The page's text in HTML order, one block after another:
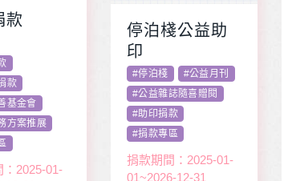
款
款
基金會
方案推展
：2025-01-
停泊棧公益助
印
#停泊棧 #公益月刊
#公益雜誌隨喜贈閱
#助印捐款
#捐款專區
捐款期間：2025-01-
01~2026-12-31